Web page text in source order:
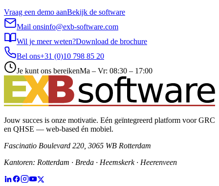
Vraag een demo aanBekijk de software
Mail onsinfo@exb-software.com
Wil je meer weten?Download de brochure
Bel ons+31 (0)10 798 85 20
Je kunt ons bereikenMa – Vr: 08:30 – 17:00
Jouw succes is onze motivatie. Eén geïntegreerd platform voor GRC
en QHSE — web-based én mobiel.
Fascinatio Boulevard 220, 3065 WB Rotterdam
Kantoren: Rotterdam · Breda · Heemskerk · Heerenveen